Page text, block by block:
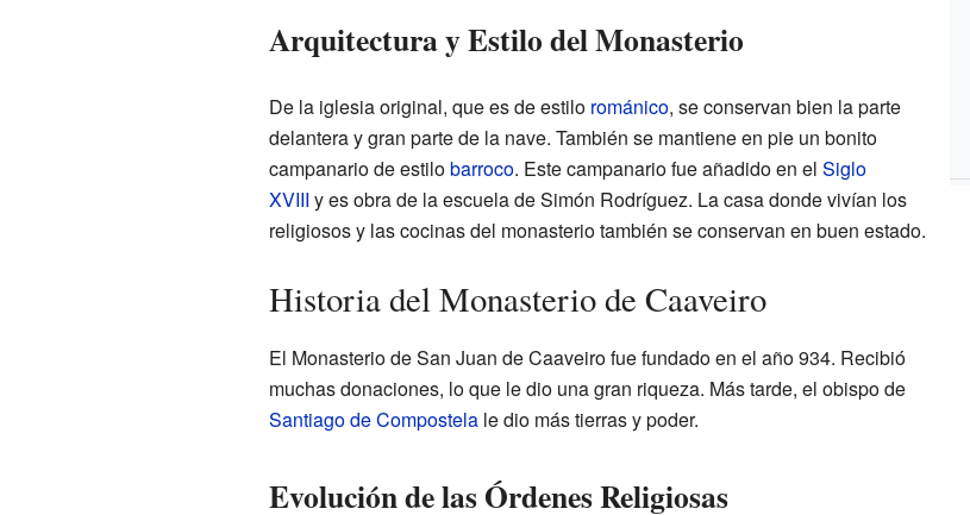
Arquitectura y Estilo del Monasterio
De la iglesia original, que es de estilo románico, se conservan bien la parte
delantera y gran parte de la nave. También se mantiene en pie un bonito
campanario de estilobarroco. Este campanario fue añadido en el Siglo
XVIII y es obra de la escuela de Simón Rodríguez. La casa donde vivían los
religiosos y las cocinas del monasterio también se conservan en buen estado.
Historia del Monasterio de Caaveiro
El Monasterio de San Juan de Caaveiro fue fundado en el año 934. Recibió
muchas donaciones, lo que le dio una gran riqueza. Más tarde, el obispo de
Santiago de Compostelale dio más tierras y poder.
Evolución de las Órdenes Religiosas